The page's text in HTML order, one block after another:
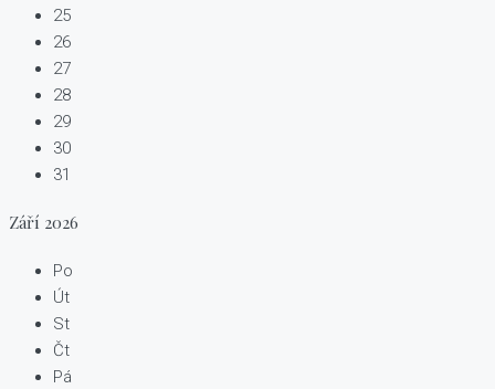
25
26
27
28
29
30
31
Září 2026
Po
Út
St
Čt
Pá